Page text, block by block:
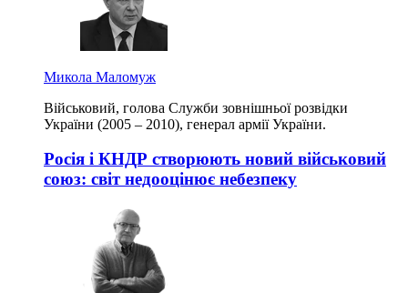
Микола Маломуж
Військовий, голова Служби зовнішньої розвідки
України (2005 – 2010), генерал армії України.
Росія і КНДР створюють новий військовий
союз: світ недооцінює небезпеку